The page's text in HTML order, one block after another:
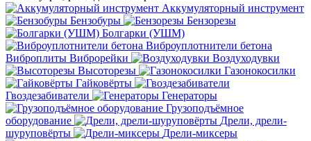
Аккумуляторный инструмент
Бензобуры
Бензорезы
Болгарки (УШМ)
Виброуплотнители бетона
Виброплиты Виброрейки
Воздуходувки
Высоторезы
Газонокосилки
Гайковёрты
Гвоздезабиватели
Генераторы
Грузоподъёмное
оборудование
Дрели, дрели-
шуруповёрты
Дрели-миксеры